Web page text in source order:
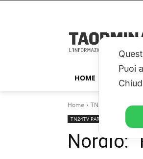
HOME TAORMINA
Home TN24TV
TN24TV PARLAMENTO
Nordio:
Puoi